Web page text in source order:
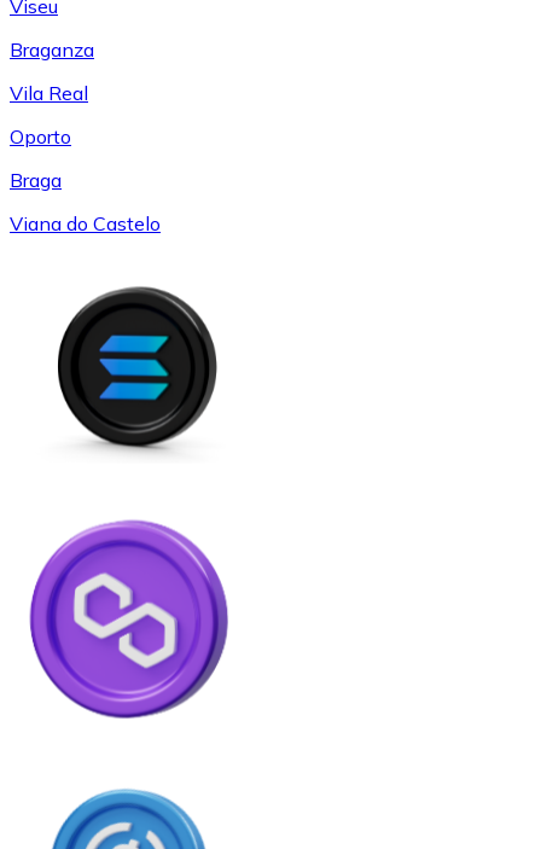
Viseu
Braganza
Vila Real
Oporto
Braga
Viana do Castelo